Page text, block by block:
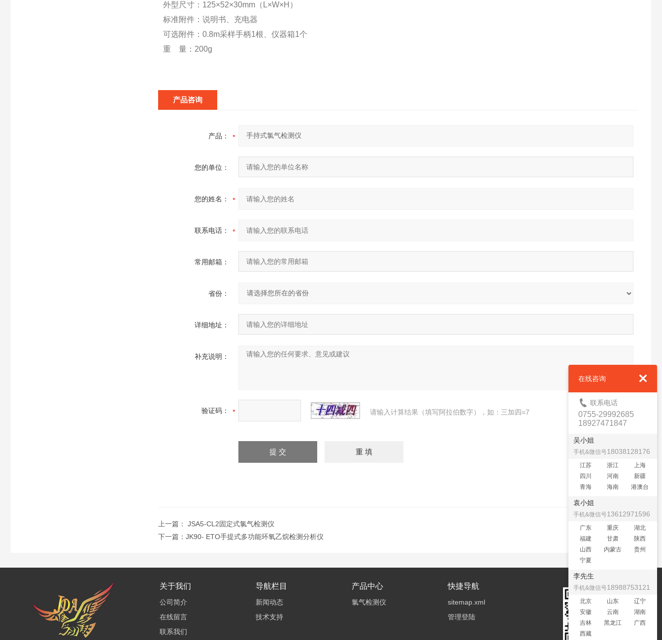
外型尺寸：125×52×30mm（L×W×H）
标准附件：说明书、充电器
可选附件：0.8m采样手柄1根、仪器箱1个
重 量：200g
产品咨询
产品：
您的单位：
您的姓名：
联系电话：
常用邮箱：
省份：
详细地址：
补充说明：
验证码： 请输入计算结果（填写阿拉伯数字），如：三加四=7
上一篇： JSA5-CL2固定式氯气检测仪
下一篇： JK90- ETO手提式多功能环氧乙烷检测分析仪
关于我们
公司简介
在线留言
联系我们
导航栏目
新闻动态
技术支持
产品中心
氯气检测仪
快捷导航
sitemap.xml
管理登陆
在线咨询
联系电话
0755-29992685
18927471847
吴小姐
手机&微信号18038128176
江苏 浙江
上海
四川
河南
新疆
青海
海南 港澳台
袁小姐
手机&微信号13612971596
广东 重庆
湖北
福建
甘肃
陕西
山西
内蒙古
贵州
宁夏
李先生
手机&微信号18988753121
北京 山东
辽宁
安徽
云南
湖南
吉林
黑龙江
广西
西藏